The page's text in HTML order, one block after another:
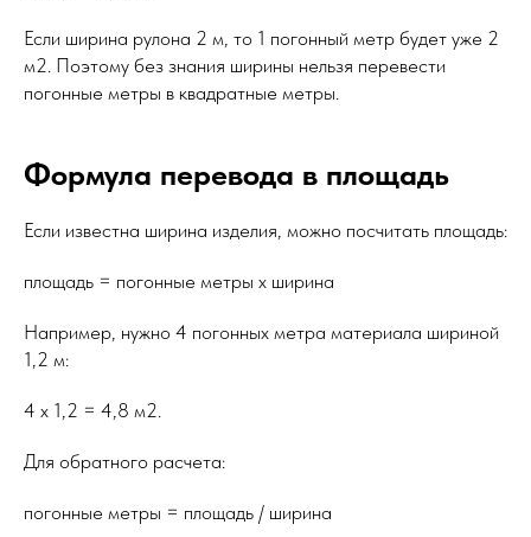
Если ширина рулона 2 м, то 1 погонный метр будет уже 2
м2. Поэтому без знания ширины нельзя перевести
погонные метры в квадратные метры.
Формула перевода в площадь
Если известна ширина изделия, можно посчитать площадь:
площадь = погонные метры x ширина
Например, нужно 4 погонных метра материала шириной
1,2 м:
4 x 1,2 = 4,8 м2.
Для обратного расчета:
погонные метры = площадь / ширина